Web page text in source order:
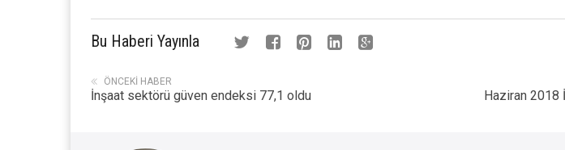
Bu Haberi Yayınla
Haziran 2018
ÖNCEKI HABER
İnşaat sektörü güven endeksi 77,1 oldu